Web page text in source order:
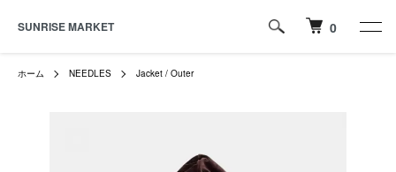
SUNRISE MARKET 0
ホーム NEEDLES Jacket / Outer